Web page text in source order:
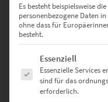
Es besteht beispielsweise
personenbezogene Daten
ohne dass für
besteht.
Es folgt eine Liste der
Essenziell
Essenzielle Services
sind für das
erforderlich.